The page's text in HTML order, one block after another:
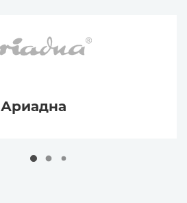
Ариадна